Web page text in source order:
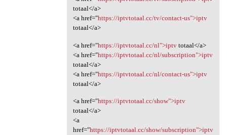
totaal</a>
<a href="https://iptvtotaal.cc/tv/contact-us">iptv
totaal</a>
<a href="https://iptvtotaal.cc/nl">iptvtotaal</a>
<a href="https://iptvtotaal.cc/nl/subscription">iptv
totaal</a>
<a href="https://iptvtotaal.cc/nl/contact-us">iptv
totaal</a>
<a href="https://iptvtotaal.cc/show">iptv
totaal</a>
<a
href="https://iptvtotaal.cc/show/subscription">iptv